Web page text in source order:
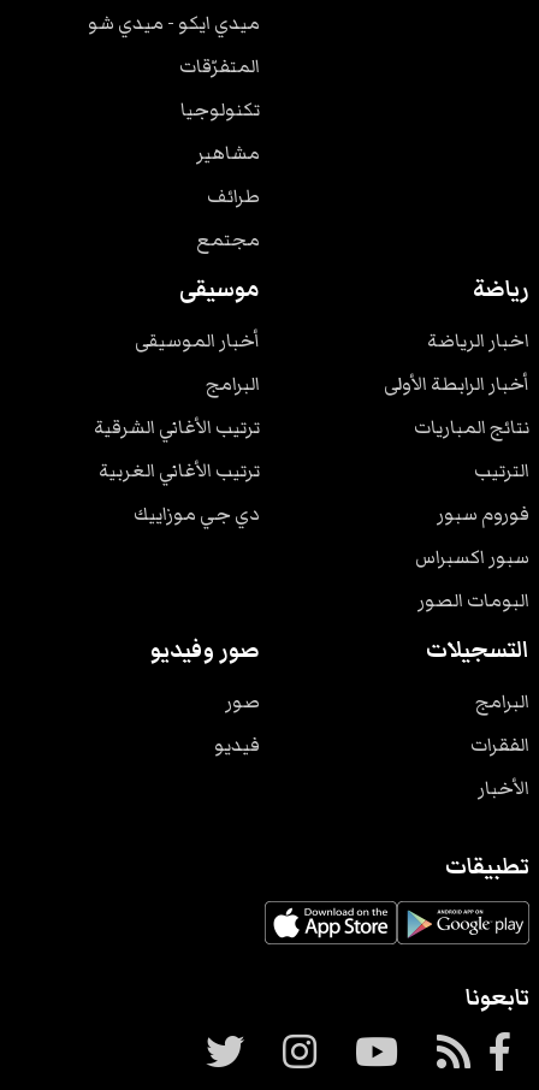
ميدي ايكو - ميدي شو
المتفرّقات
تكنولوجيا
مشاهير
طرائف
مجتمع
رياضة
اخبار الرياضة
أخبار الرابطة الأولى
نتائج المباريات
الترتيب
فوروم سبور
سبور اكسبراس
البومات الصور
موسيقى
أخبار الموسيقى
البرامج
ترتيب الأغاني الشرقية
ترتيب الأغاني الغربية
دي جي موزاييك
التسجيلات
البرامج
الفقرات
الأخبار
صور وفيديو
صور
فيديو
تطبيقات
تابعونا